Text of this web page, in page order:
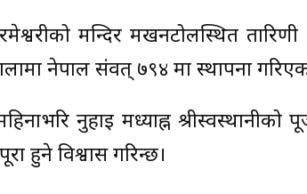
मन्दिर मखनटोलस्थित
नेपाल संवत् ७९४ मा स्थापना
नुहाई मध्याह्न
हुने विश्वास गरिन्छ।